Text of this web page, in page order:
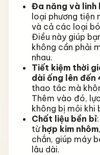
Đa năng và linh
loại phương tiện
và cả các loại
Điều này giúp
không cần phải
nhau.
Tiết kiệm thời
dài ống lên đến
thao tác mà
Thêm vào đó,
không bị mỏi khi
Chất liệu bền bỉ
từ hợp kim nhôm
chắn, giúp máy
lâu dài.